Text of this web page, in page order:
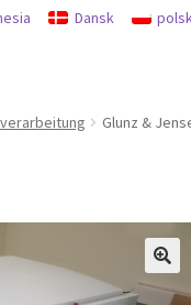
Dansk
Glunz &